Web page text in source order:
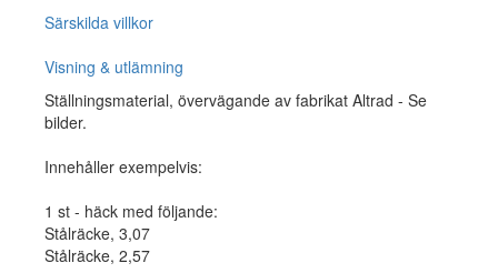
Särskilda villkor
Visning & utlämning
Ställningsmaterial, övervägande av fabrikat Altrad - Se
bilder.
Innehåller exempelvis:
1 st - häck med följande:
Stålräcke, 3,07
Stålräcke, 2,57